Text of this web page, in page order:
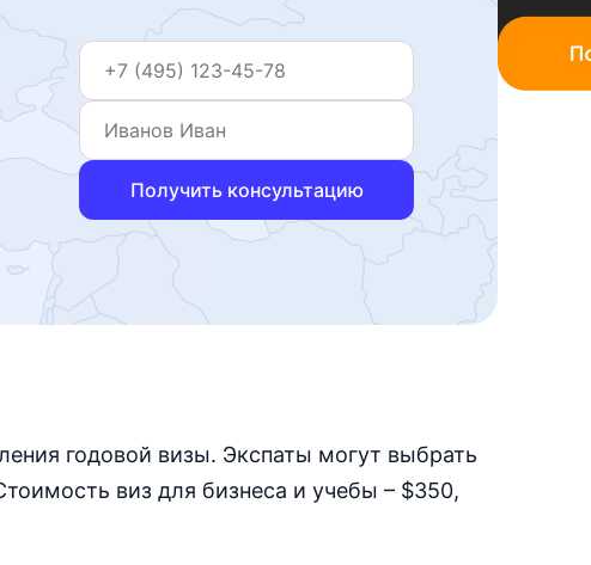
Получить консультацию
годовой визы. Экспаты могут выбрать
виз для бизнеса и учебы – $350,